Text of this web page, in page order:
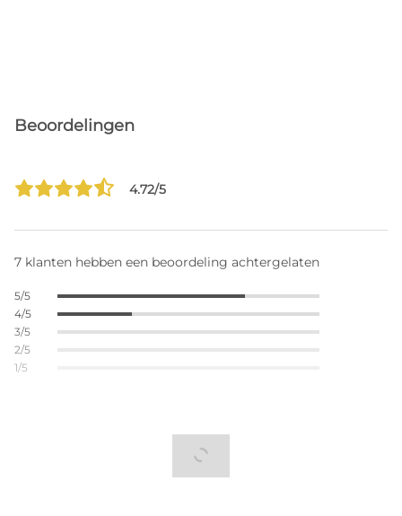
Beoordelingen
4.72/5
7 klanten hebben een beoordeling achtergelaten
5/5
4/5
3/5
2/5
1/5